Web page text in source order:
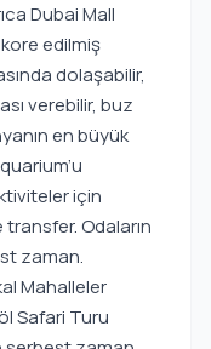
Dubai Mall
edilmiş
dolaşabilir,
verebilir, buz
en büyük
için
Odaların
zaman.
Mahalleler
Safari Turu